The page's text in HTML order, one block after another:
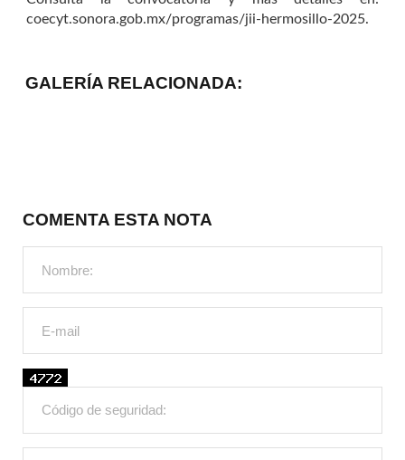
coecyt.sonora.gob.mx/programas/jii-hermosillo-2025.
GALERÍA RELACIONADA:
COMENTA ESTA NOTA